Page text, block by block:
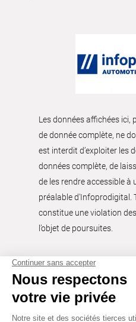
Les données affichées ici,
de donnée complète, ne
est interdit d’exploiter les
données complète, de
de les rendre accessible à
préalable d'Infoprodigital.
constitue une violation
l’objet de poursuites.